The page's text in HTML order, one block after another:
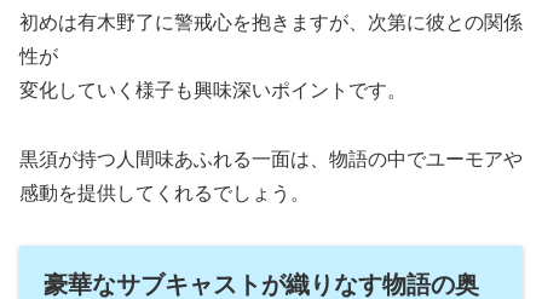
初めは有木野了に警戒心を抱きますが、次第に彼との関係
性が
変化していく様子も興味深いポイントです。
黒須が持つ人間味あふれる一面は、物語の中でユーモアや
感動を提供してくれるでしょう。
豪華なサブキャストが織りなす物語の奥